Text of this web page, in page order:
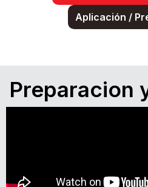
Aplicación /
Preparacion